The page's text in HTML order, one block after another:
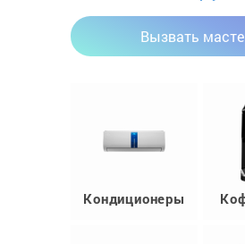
Вызвать
Кондиционеры